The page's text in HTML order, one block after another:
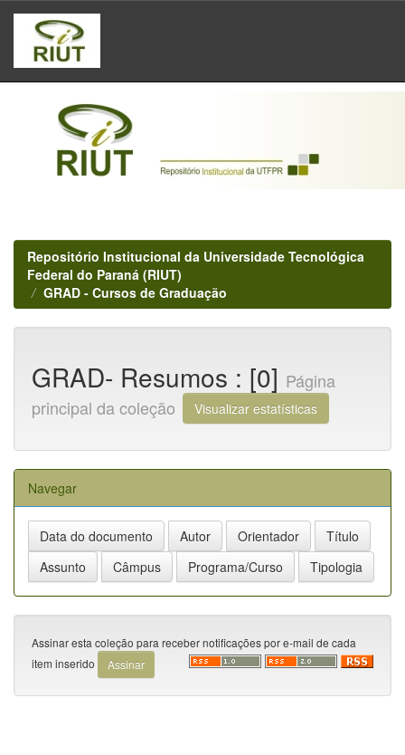
Skip
navigation
Repositório Institucional da Universidade Tecnológica
Federal do Paraná (RIUT)
GRAD - Cursos de Graduação
GRAD- Resumos : [0] Página
principal da coleção
Visualizar estatísticas
Navegar
Assinar esta coleção para receber notificações por e-mail de cada
item inserido